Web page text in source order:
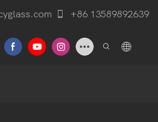
+86 13589892639